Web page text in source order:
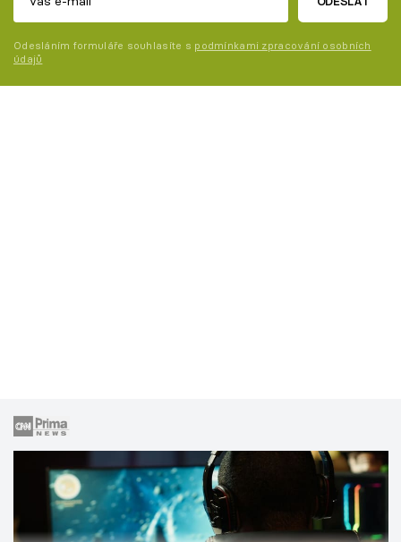
Odesláním formuláře souhlasíte s podmínkami zpracování osobních
údajů